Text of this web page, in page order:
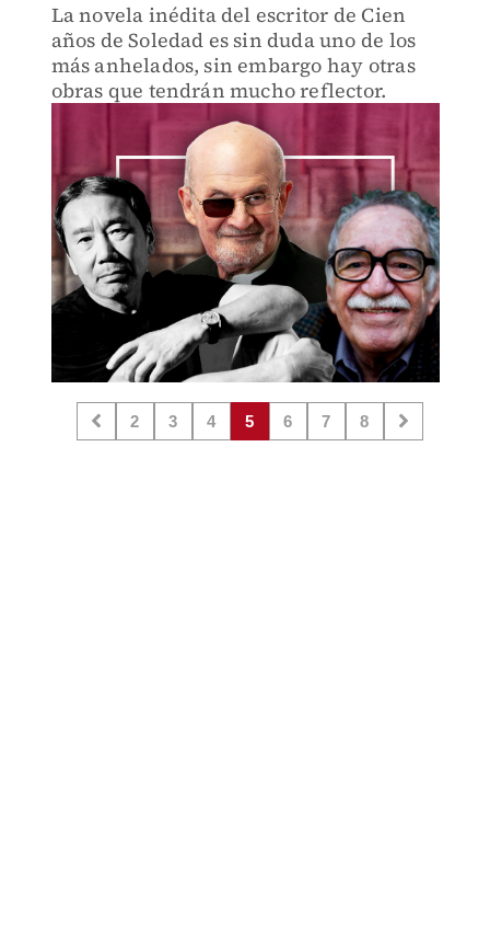
La novela inédita del escritor de Cien
años de Soledad es sin duda uno de los
más anhelados, sin embargo hay otras
obras que tendrán mucho reflector.
2 3 4 5 6 7 8